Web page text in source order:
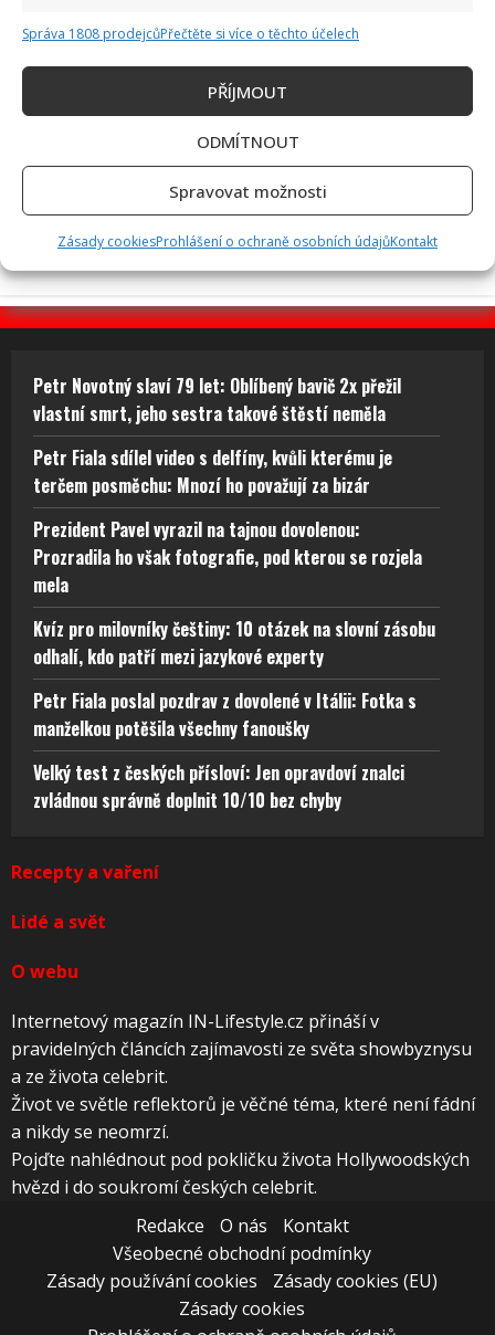
Správa 1808 prodejcůPřečtěte si více o těchto účelech
PŘÍJMOUT
ODMÍTNOUT
Spravovat možnosti
Zásady cookiesProhlášení o ochraně osobních údajůKontakt
Petr Fiala poslal pozdrav z dovolené v Itálii: Fotka s
manželkou potěšila všechny fanoušky
Petr Novotný slaví 79 let: Oblíbený bavič 2x přežil
vlastní smrt, jeho sestra takové štěstí neměla
Petr Fiala sdílel video s delfíny, kvůli kterému je
terčem posměchu: Mnozí ho považují za bizár
Prezident Pavel vyrazil na tajnou dovolenou:
Prozradila ho však fotografie, pod kterou se rozjela
mela
Kvíz pro milovníky češtiny: 10 otázek na slovní zásobu
odhalí, kdo patří mezi jazykové experty
Petr Fiala poslal pozdrav z dovolené v Itálii: Fotka s
manželkou potěšila všechny fanoušky
Velký test z českých přísloví: Jen opravdoví znalci
zvládnou správně doplnit 10/10 bez chyby
Recepty a vaření
Lidé a svět
O webu
Internetový magazín IN-Lifestyle.cz přináší v
pravidelných článcích zajímavosti ze světa showbyznysu
a ze života celebrit.
Život ve světle reflektorů je věčné téma, které není fádní
a nikdy se neomrzí.
Pojďte nahlédnout pod pokličku života Hollywoodských
hvězd i do soukromí českých celebrit.
Redakce
O nás
Kontakt
Všeobecné obchodní podmínky
Zásady používání cookies
Zásady cookies (EU)
Zásady cookies